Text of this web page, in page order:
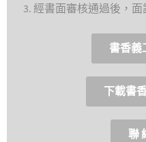
經書面審核通過後，面
書香義
下載書
聯